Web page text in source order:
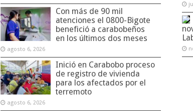
Con más de 90 mil
atenciones el 0800-Bigote
benefició a carabobeños
en los últimos dos meses
agosto 6, 2026
Inició en Carabobo proceso
de registro de vivienda
para los afectados por el
terremoto
agosto 6, 2026